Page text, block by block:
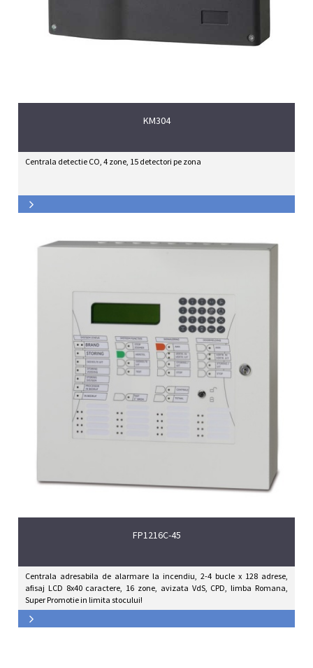
KM304
Centrala detectie CO, 4 zone, 15 detectori pe zona
FP1216C-45
Centrala adresabila de alarmare la incendiu, 2-4 bucle x 128 adrese,
afisaj LCD 8x40 caractere, 16 zone, avizata VdS, CPD, limba Romana,
Super Promotie in limita stocului!